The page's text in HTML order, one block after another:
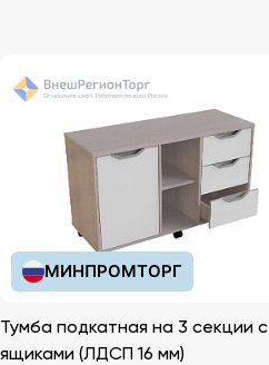
МИНПРОМТОРГ
Тумба подкатная на 3 секции с
ящиками (ЛДСП 16 мм)